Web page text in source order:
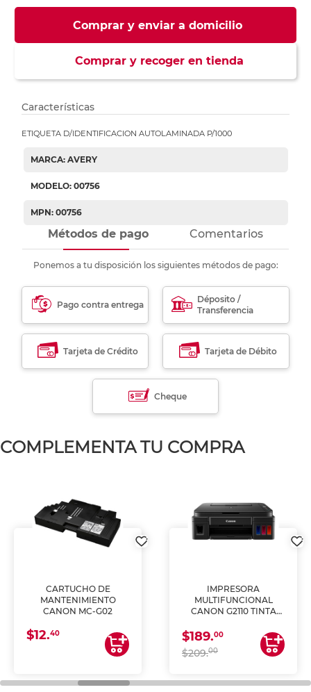
Comprar y enviar a domicilio
Comprar y recoger en tienda
Características
ETIQUETA D/IDENTIFICACION AUTOLAMINADA P/1000
MARCA: AVERY
MODELO: 00756
MPN: 00756
Métodos de pago Comentarios
Ponemos a tu disposición los siguientes métodos de pago:
Pago contra entrega
Déposito /
Transferencia
Tarjeta de Crédito Tarjeta de Débito
Cheque
COMPLEMENTA TU COMPRA
CARTUCHO DE
MANTENIMIENTO
CANON MC-G02
$12.40
IMPRESORA
MULTIFUNCIONAL
CANON G2110 TINTA
$189.00
$209.00